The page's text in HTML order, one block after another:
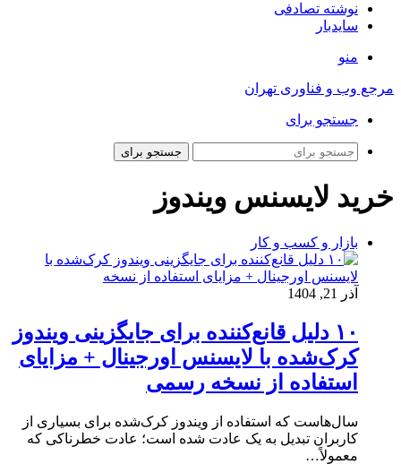
نوشته تصادفی
سایدبار
منو
مرجع وب و فناوری تهران
جستجو برای
جستجو برای
خرید لایسنس ویندوز
بازار و کسب و کار
آذر 21, 1404
۱۰ دلیل قانع‌کننده برای جایگزینی ویندوز
کرک‌شده با لایسنس اورجینال + مزایای
استفاده از نسخه رسمی
سال‌هاست که استفاده از ویندوز کرک‌شده برای بسیاری از
کاربران تبدیل به یک عادت شده است؛ عادت خطرناکی که
معمولاً…